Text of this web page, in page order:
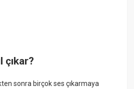
çıkar?
sonra birçok ses çıkarmaya